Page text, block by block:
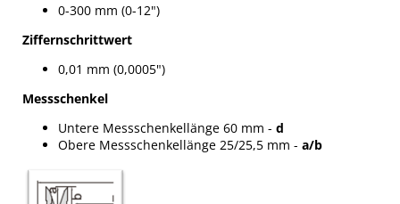
0-300 mm (0-12")
Ziffernschrittwert
0,01 mm (0,0005")
Messschenkel
Untere Messschenkellänge 60 mm - d
Obere Messschenkellänge 25/25,5 mm - a/b